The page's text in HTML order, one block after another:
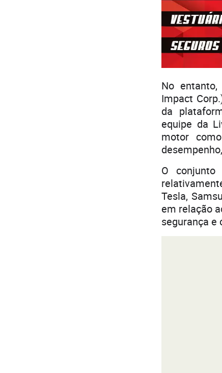
No
Impact
da
equipe da
motor
O
Tesla,
em relação
segurança e